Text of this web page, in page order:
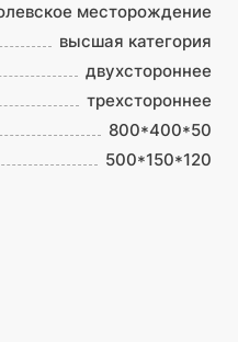
месторождение
высшая категория
двухстороннее
трехстороннее
800*400*50
500*150*120